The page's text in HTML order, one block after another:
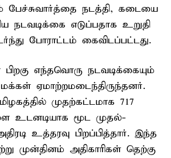
பேச்சுவார்த்தை நடத்தி, கடையை
நடவடிக்கை எடுப்பதாக உறுதி
போராட்டம் கைவிடப்பட்டது.
எந்தவொரு நடவடிக்கையும்
ஏமாற்றமடைந்திருந்தனர்.
முதற்கட்டமாக 717
உடனடியாக மூட முதல்-
உத்தரவு பிறப்பித்தார். இந்த
முன்தினம் அதிகாரிகள் தெற்கு